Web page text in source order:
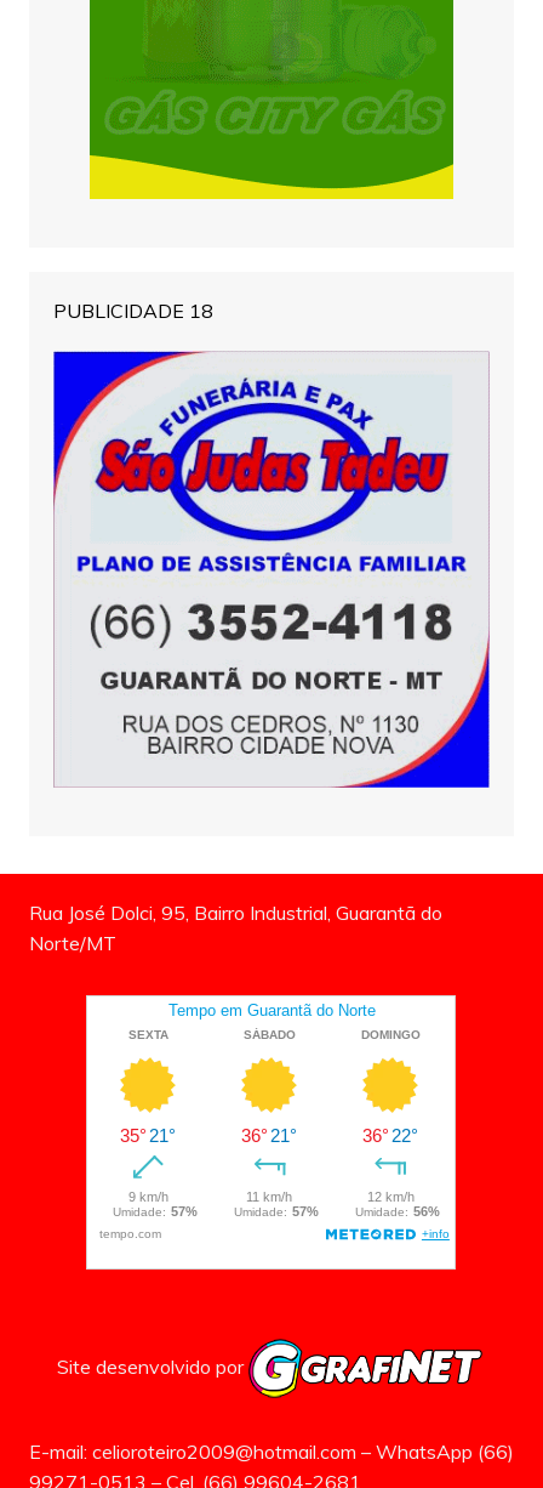
PUBLICIDADE 18
Rua José Dolci, 95, Bairro Industrial, Guarantã do
Norte/MT
Site desenvolvido por
E-mail: celioroteiro2009@hotmail.com – WhatsApp (66)
99271-0513 – Cel. (66) 99604-2681